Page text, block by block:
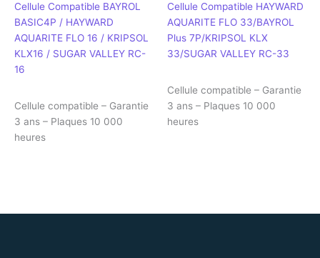
Cellule Compatible BAYROL
BASIC4P / HAYWARD
AQUARITE FLO 16 / KRIPSOL
KLX16 / SUGAR VALLEY RC-
16
Cellule compatible – Garantie
3 ans – Plaques 10 000
heures
Cellule Compatible HAYWARD
AQUARITE FLO 33/BAYROL
Plus 7P/KRIPSOL KLX
33/SUGAR VALLEY RC-33
Cellule compatible – Garantie
3 ans – Plaques 10 000
heures